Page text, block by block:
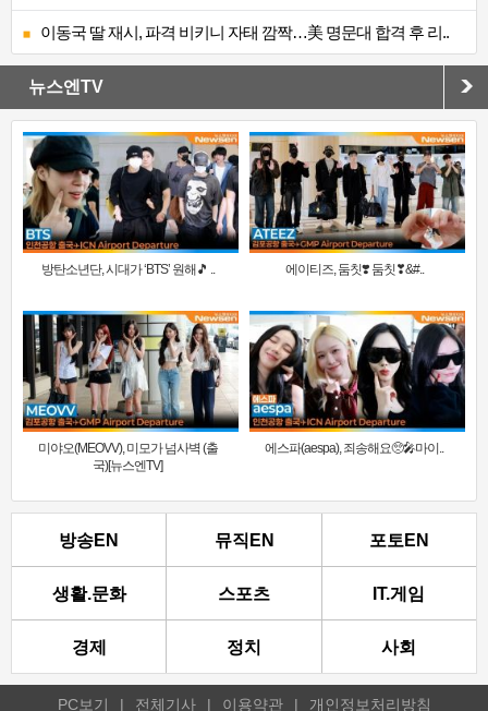
이동국 딸 재시, 파격 비키니 자태 깜짝…美 명문대 합격 후 리..
뉴스엔TV
방탄소년단, 시대가 ‘BTS’ 원해🎵 .. 에이티즈, 둠칫❣️ 둠칫❣&#..
미야오(MEOVV), 미모가 넘사벽 (출
국)[뉴스엔TV]
에스파(aespa), 죄송해요🥺🎤마이..
방송EN 뮤직EN 포토EN
생활.문화 스포츠 IT.게임
경제 정치 사회
PC보기 | 전체기사 | 이용약관 | 개인정보처리방침